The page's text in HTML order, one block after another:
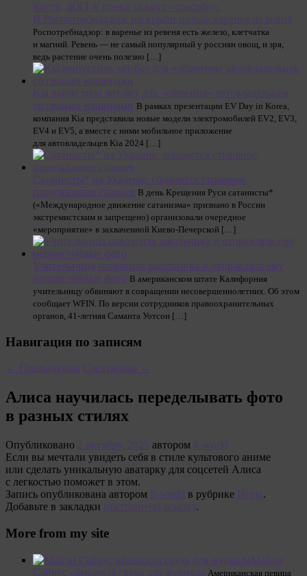
Кости, ЖКТ и почки скажут «спасибо».
В Роспотребнадзоре раскрыли пользу варенья из ревня
Роспотребнадзор: в варенье из ревеня есть железо, клетчатка
и магний. Ревень — не самый популярный у россиян овощ, и зря,
ведь растение очень полезно […]
Kia выпустила чат-бот для «общения» автовладельцев
со своими машинами В рамках презентации EV Day in Korea,
компания Kia представила новые модели электромобилей EV2, EV3,
EV4 и EV5, а вместе с ними мобильное приложение
для автовладельцев Kia 2024 […]
Сатанисты* на Украине: сбывается страшное
предсказание старцев В день Крещения Руси сатанисты*
(«Международное движение сатанизма» признано в России
экстремистским и запрещено) организовали очередное
«мероприятие» в захваченной Киево-Печерской […]
Учительница совратила школьника и отправляла ему
непристойные фото В американском штате Калифорния
учительницу обвиняют в совращении несовершеннолетних. Об этом
сообщает WFIN. По версии сотрудников правоохранительных
органов, 41-летняя Саманта Уотсон […]
Навигация по записям
← Предыдущая Следующая →
Алиса научилась переделывать фото
в разных стилях
Опубликовано 2 октября, 2025 автором It-world
Если вы мечтали увидеть себя в стиле культового аниме
или сделать уникальную аватарку для соцсетей Алиса
с легкостью поможет в этом.
Запись опубликована автором It-world в рубрике Игры.
Добавьте в закладки постоянную ссылку.
More from my site
Майли
Сайрус обнажила грудь для журнала Американская певица